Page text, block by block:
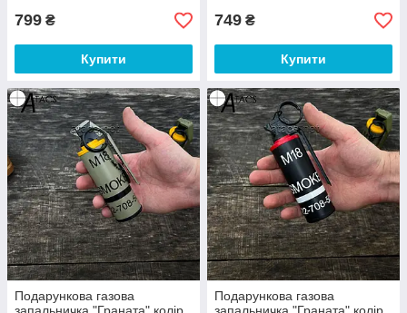
799 ₴
Купити
749 ₴
Купити
Подарункова газова
Подарункова газова